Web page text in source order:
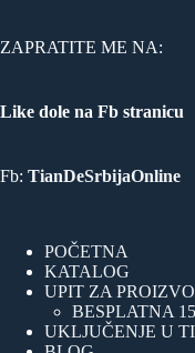
ZAPRATITE ME NA:
Like dole na Fb stranicu
Fb: TianDeSrbijaOnline
POČETNA
KATALOG
UPIT ZA
BESPLATNA
UKLJUČENJE U